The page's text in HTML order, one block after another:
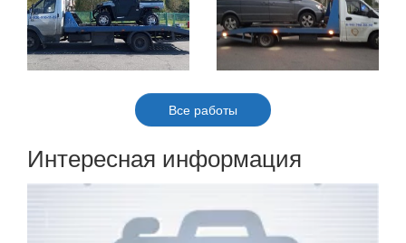
Все работы
Интересная информация